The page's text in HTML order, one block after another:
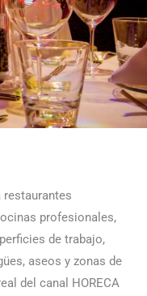
restaurantes
profesionales,
de trabajo,
aseos y zonas de
del canal HORECA